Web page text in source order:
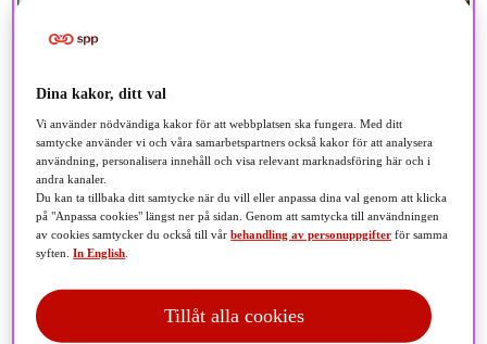
Locka och behåll talanger
en löneförmån
Dina kakor, ditt val
Vi använder nödvändiga kakor för att webbplatsen ska fungera. Med ditt
samtycke använder vi och våra samarbetspartners också kakor för att analysera
användning, personalisera innehåll och visa relevant marknadsföring här och i
andra kanaler.
Du kan ta tillbaka ditt samtycke när du vill eller anpassa dina val genom att klicka
på "Anpassa cookies" längst ner på sidan. Genom att samtycka till användningen
av cookies samtycker du också till vårbehandling av personuppgifter för samma
syften.In English
Tillåt alla cookies